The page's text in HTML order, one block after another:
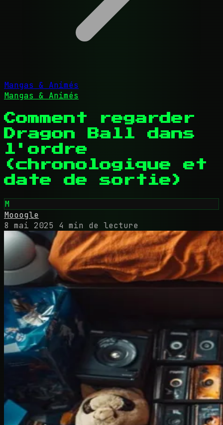
Mangas & Animés
Mangas & Animés
Comment regarder
Dragon Ball dans
l'ordre
(chronologique et
date de sortie)
M
Mooogle
8 mai 2025
4 min de lecture